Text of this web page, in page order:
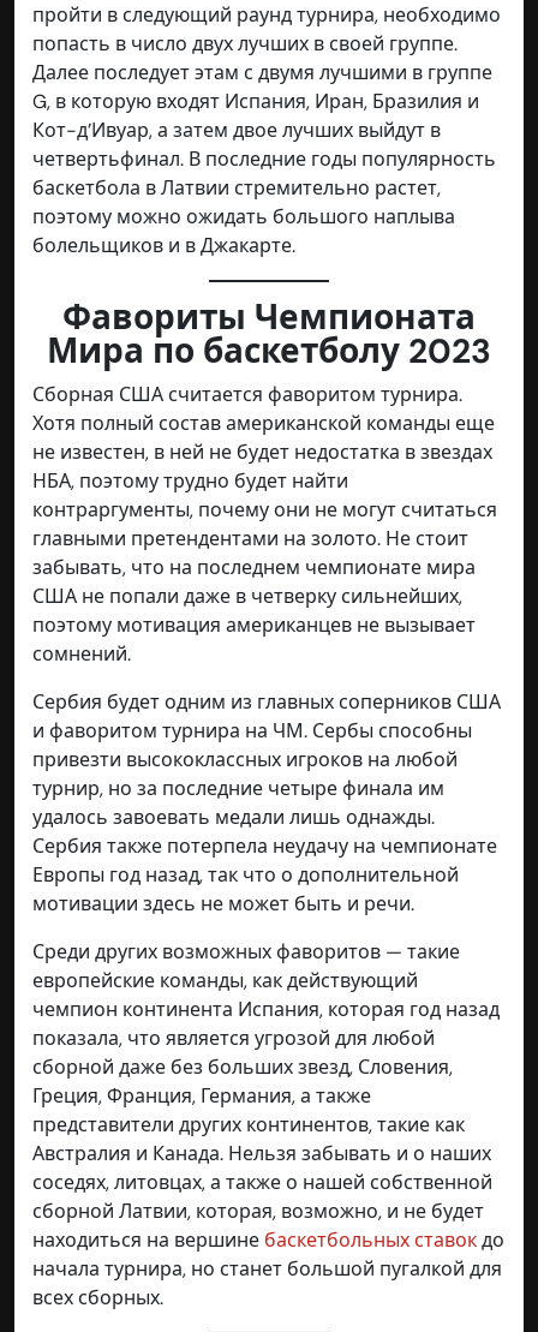
пройти в следующий раунд турнира, необходимо
попасть в число двух лучших в своей группе.
Далее последует этам с двумя лучшими в группе
G, в которую входят Испания, Иран, Бразилия и
Кот-д’Ивуар, а затем двое лучших выйдут в
четвертьфинал. В последние годы популярность
баскетбола в Латвии стремительно растет,
поэтому можно ожидать большого наплыва
болельщиков и в Джакарте.
Фавориты Чемпионата
Мира по баскетболу 2023
Сборная США считается фаворитом турнира.
Хотя полный состав американской команды еще
не известен, в ней не будет недостатка в звездах
НБА, поэтому трудно будет найти
контраргументы, почему они не могут считаться
главными претендентами на золото. Не стоит
забывать, что на последнем чемпионате мира
США не попали даже в четверку сильнейших,
поэтому мотивация американцев не вызывает
сомнений.
Сербия будет одним из главных соперников США
и фаворитом турнира на ЧМ. Сербы способны
привезти высококлассных игроков на любой
турнир, но за последние четыре финала им
удалось завоевать медали лишь однажды.
Сербия также потерпела неудачу на чемпионате
Европы год назад, так что о дополнительной
мотивации здесь не может быть и речи.
Среди других возможных фаворитов — такие
европейские команды, как действующий
чемпион континента Испания, которая год назад
показала, что является угрозой для любой
сборной даже без больших звезд, Словения,
Греция, Франция, Германия, а также
представители других континентов, такие как
Австралия и Канада. Нельзя забывать и о наших
соседях, литовцах, а также о нашей собственной
сборной Латвии, которая, возможно, и не будет
находиться на вершине баскетбольных ставокдо
начала турнира, но станет большой пугалкой для
всех сборных.